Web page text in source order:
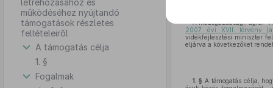
létrehozásához és
működéséhez nyújtandó
támogatások részletes
feltételeiről
A támogatás célja
1. §
Fogalmak
A mezőgazdasági, agrár-
2007. évi XVII. törvény
vidékfejlesztési miniszter
eljárva a következőket
1. § A támogatás célja,